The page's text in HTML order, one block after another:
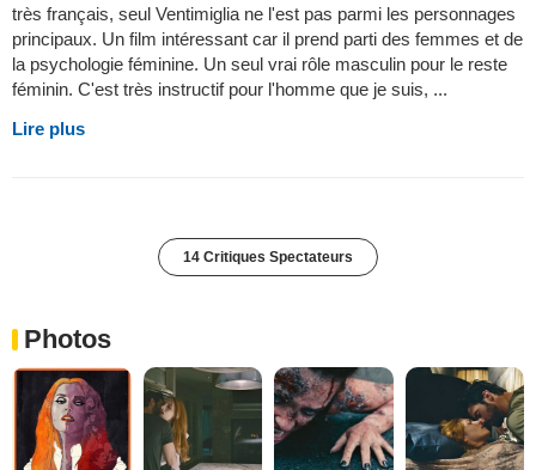
très français, seul Ventimiglia ne l'est pas parmi les personnages
principaux. Un film intéressant car il prend parti des femmes et de
la psychologie féminine. Un seul vrai rôle masculin pour le reste
féminin. C'est très instructif pour l'homme que je suis, ...
Lire plus
14 Critiques Spectateurs
Photos